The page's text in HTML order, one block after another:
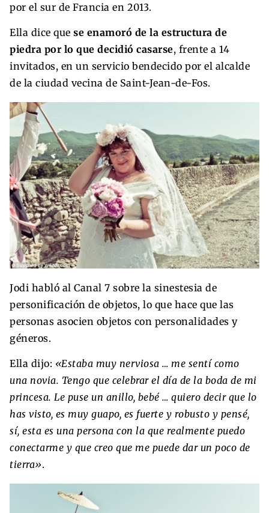
por el sur de Francia en 2013.
Ella dice que se enamoró de la estructura de
piedra por lo que decidió casarse, frente a 14
invitados, en un servicio bendecido por el alcalde
de la ciudad vecina de Saint-Jean-de-Fos.
Jodi habló al Canal 7 sobre la sinestesia de
personificación de objetos, lo que hace que las
personas asocien objetos con personalidades y
géneros.
Ella dijo: «Estaba muy nerviosa … me sentí como
una novia. Tengo que celebrar el día de la boda de mi
princesa. Le puse un anillo, bebé … quiero decir que lo
has visto, es muy guapo, es fuerte y robusto y pensé,
sí, esta es una persona con la que realmente puedo
conectarme y que creo que me puede dar un poco de
tierra».